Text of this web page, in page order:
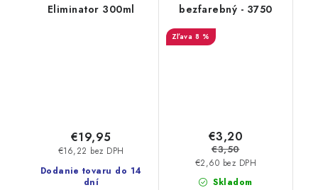
Eliminator 300ml
Dodanie tovaru do 14
dní
€16,22 bez DPH
€19,95
bezfarebný - 3750
8 %
Skladom
€2,60 bez DPH
€3,20
€3,50